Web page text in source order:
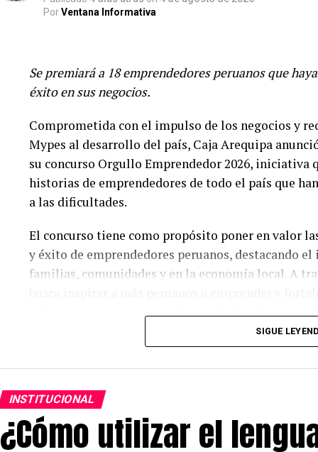
PorVentana Informativa
Se premiará a 18 emprendedores peruanos que
éxito en sus negocios.
Comprometida con el impulso de los negocios y
Mypes al desarrollo del país, Caja Arequipa
su concurso Orgullo Emprendedor 2026, iniciativa
historias de emprendedores de todo el país que
a las dificultades.
El concurso tiene como propósito poner en valor
y éxito de emprendedores peruanos, destacando
familias, comunidades y en la economía local. A
quienes construyen negocios desde el esfuerzo
La convocatoria contempla seis categorías:
hayan superado y enfrentado barreras de género;
y ambientales responsables; Valor Familiar, para
trabajo conjunto; Emprendimiento Innovador, que
como pilar; y Legado que Inspira, dirigida a
SIGUE
INSTITUCIONAL
¿Cómo utilizar el